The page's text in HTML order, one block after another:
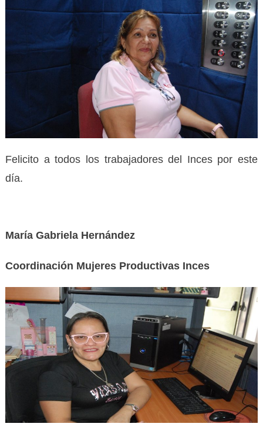
Felicito a todos los trabajadores del Inces por este
día.
María Gabriela Hernández
Coordinación Mujeres Productivas Inces